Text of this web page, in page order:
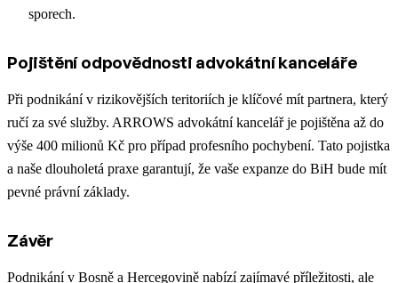
sporech.
Pojištění odpovědnosti advokátní kanceláře
Při podnikání v rizikovějších teritoriích je klíčové mít partnera, který
ručí za své služby. ARROWS advokátní kancelář je pojištěna až do
výše 400 milionů Kč pro případ profesního pochybení. Tato pojistka
a naše dlouholetá praxe garantují, že vaše expanze do BiH bude mít
pevné právní základy.
Závěr
Podnikání v Bosně a Hercegovině nabízí zajímavé příležitosti, ale